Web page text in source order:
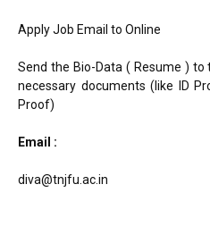
Apply Job Email to Online
Send the Bio-Data ( Resume )
necessary documents (like ID
Proof)
Email :
diva@tnjfu.ac.in